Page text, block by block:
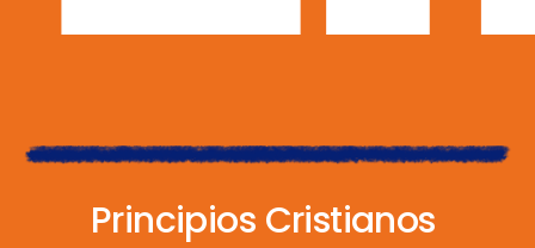
Principios Cristianos